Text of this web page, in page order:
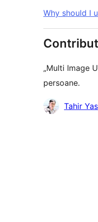
Why should I
„Multi Image
persoane.
Contributori
Tahir